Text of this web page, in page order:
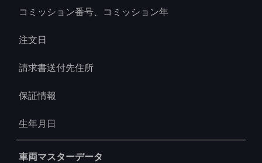
コミッション番号、コミッション年
注文日
請求書送付先住所
保証情報
生年月日
車両マスターデータ